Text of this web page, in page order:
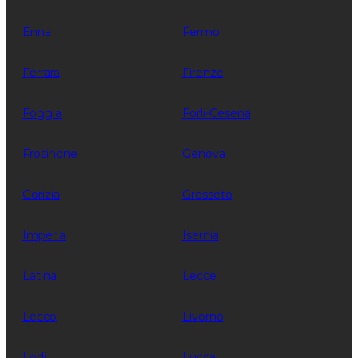
Enna Fermo
Ferrara Firenze
Foggia Forli-Cesena
Frosinone Genova
Gorizia Grosseto
Imperia Isernia
Latina Lecce
Lecco Livorno